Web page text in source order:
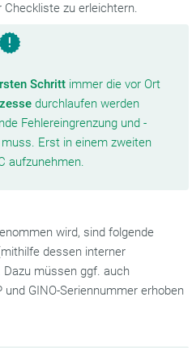
Checkliste zu erleichtern.
Schritt immer die vor Ort
durchlaufen werden
Fehlereingrenzung und -
Erst in einem zweiten
aufzunehmen.
wird, sind folgende
dessen interner
müssen ggf. auch
GINO-Seriennummer erhoben